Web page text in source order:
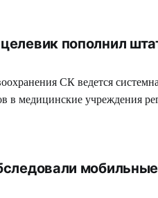
пополнил
СК ведется
в медицинские учреждения